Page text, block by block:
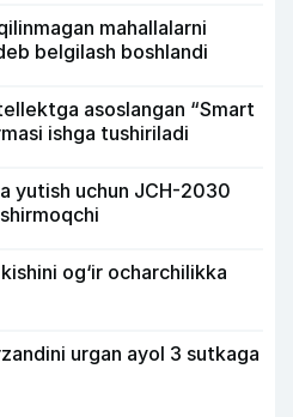
mahallalarni
belgilash boshlandi
asoslangan “Smart
ishga tushiriladi
yutish uchun JCH-2030
og‘ir ocharchilikka
urgan ayol 3 sutkaga